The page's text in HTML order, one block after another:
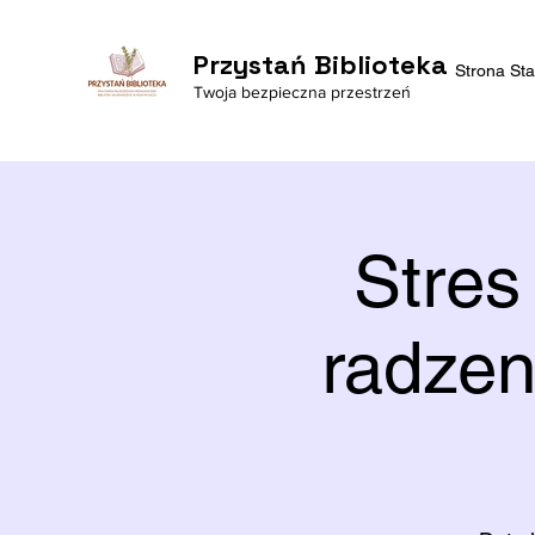
Przystań Biblioteka
Twoja bezpieczna przestrzeń
Strona